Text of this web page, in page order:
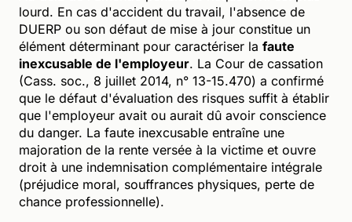
lourd. En cas d'accident du travail, l'absence de
DUERP ou son défaut de mise à jour constitue un
élément déterminant pour caractériser la faute
inexcusable de l'employeur. La Cour de cassation
(Cass. soc., 8 juillet 2014, n° 13-15.470) a confirmé
que le défaut d'évaluation des risques suffit à établir
que l'employeur avait ou aurait dû avoir conscience
du danger. La faute inexcusable entraîne une
majoration de la rente versée à la victime et ouvre
droit à une indemnisation complémentaire intégrale
(préjudice moral, souffrances physiques, perte de
chance professionnelle).